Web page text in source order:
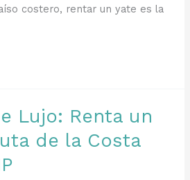
costero, rentar un yate es la
Lujo: Renta un
de la Costa